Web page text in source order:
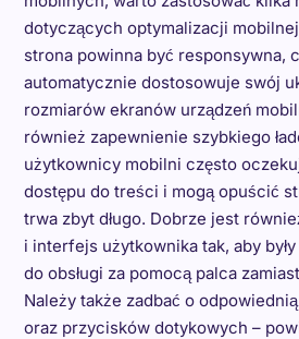
dotyczących optymalizacji
strona powinna być responsywna,
automatycznie dostosowuje swój
rozmiarów ekranów urządzeń
również zapewnienie szybkiego
użytkownicy mobilni często
dostępu do treści i mogą opuścić
trwa zbyt długo. Dobrze jest
i interfejs użytkownika tak, aby
do obsługi za pomocą palca
Należy także zadbać o
oraz przycisków dotykowych –